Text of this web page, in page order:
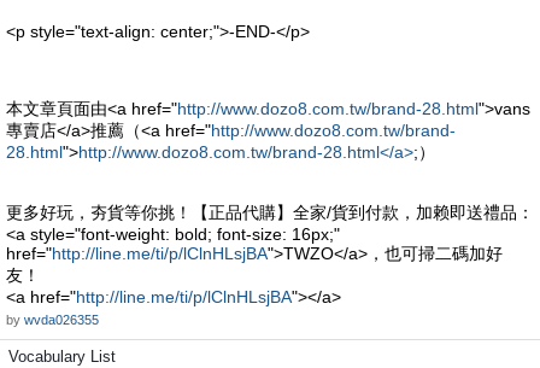
<p style="text-align: center;">-END-</p>
本文章頁面由<a href="http://www.dozo8.com.tw/brand-28.html">vans
專賣店</a>推薦（<a href="http://www.dozo8.com.tw/brand-
28.html">http://www.dozo8.com.tw/brand-28.html</a>;）
更多好玩，夯貨等你挑！【正品代購】全家/貨到付款，加赖即送禮品：
<a style="font-weight: bold; font-size: 16px;"
href="http://line.me/ti/p/lClnHLsjBA">TWZO</a>，也可掃二碼加好
友！
<a href="http://line.me/ti/p/lClnHLsjBA"></a>
by wvda026355
Vocabulary List